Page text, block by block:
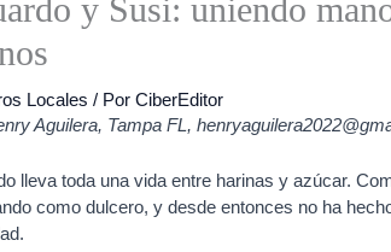
y Susi: uniendo
Locales / PorCiberEditor
Aguilera, Tampa FL,
lleva toda una vida entre harinas y azúcar.
como dulcero, y desde entonces no ha